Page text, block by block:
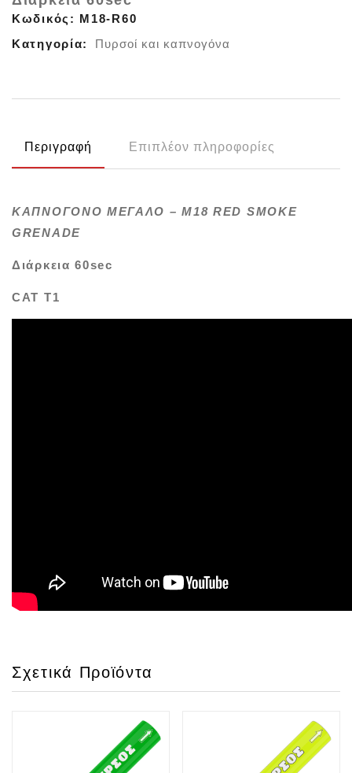
Κωδικός: M18-R60
Κατηγορία:
Πυρσοί και καπνογόνα
Περιγραφή Επιπλέον πληροφορίες
ΚΑΠΝΟΓΟΝΟ ΜΕΓΑΛΟ – M18 RED SMOKE
GRENADE
Διάρκεια 60sec
CAT T1
Σχετικά Προϊόντα